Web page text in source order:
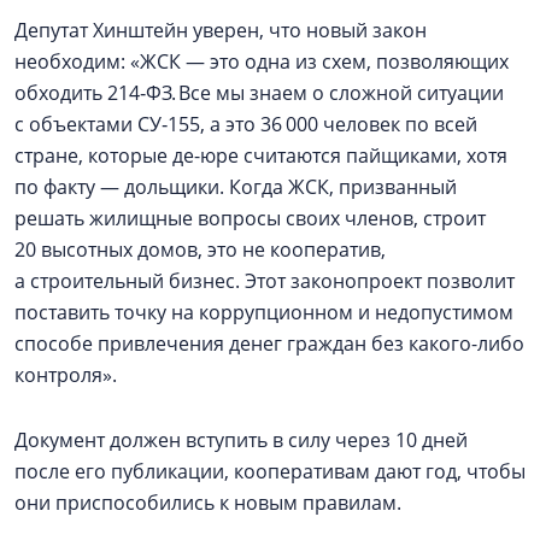
Депутат Хинштейн уверен, что новый закон
необходим: «ЖСК — это одна из схем, позволяющих
обходить 214‑ФЗ. Все мы знаем о сложной ситуации
с объектами СУ‑155, а это 36 000 человек по всей
стране, которые де-юре считаются пайщиками, хотя
по факту — дольщики. Когда ЖСК, призванный
решать жилищные вопросы своих членов, строит
20 высотных домов, это не кооператив,
а строительный бизнес. Этот законопроект позволит
поставить точку на коррупционном и недопустимом
способе привлечения денег граждан без какого-либо
контроля».
Документ должен вступить в силу через 10 дней
после его публикации, кооперативам дают год, чтобы
они приспособились к новым правилам.